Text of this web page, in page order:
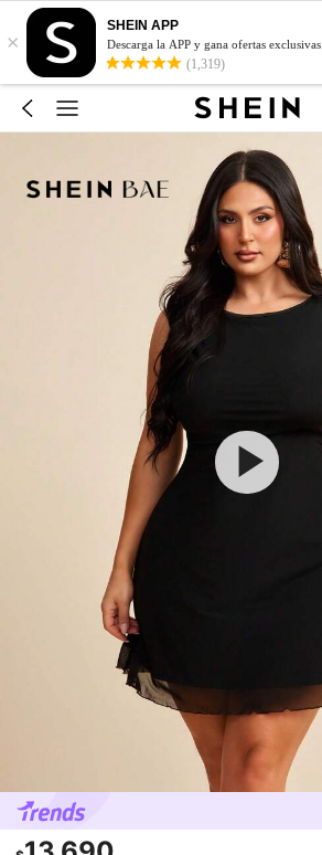
×
SHEIN APP
Descarga la APP y gana ofertas exclusivas
(1,319)